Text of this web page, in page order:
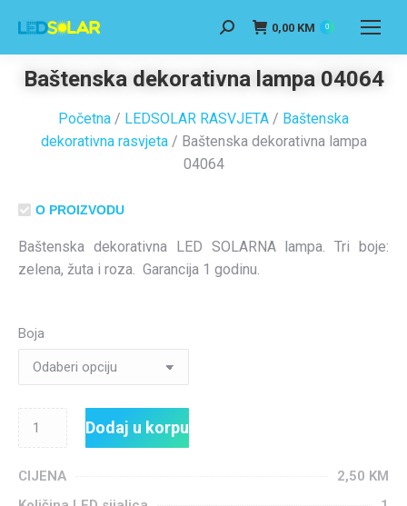
0,00 KM 0
Baštenska dekorativna lampa 04064
Početna / LEDSOLAR RASVJETA / Baštenska
dekorativna rasvjeta/ Baštenska dekorativna lampa
04064
O PROIZVODU
Baštenska dekorativna LED SOLARNA lampa. Tri boje:
zelena, žuta i roza. Garancija 1 godinu.
Boja
Dodaj u korpu
CIJENA 2,50 KM